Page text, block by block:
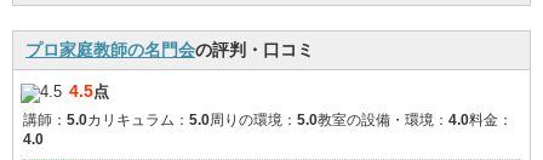
プロ家庭教師の名門会の評判・口コミ
4.5点
講師： 5.0カリキュラム： 5.0周りの環境： 5.0教室の設備・環境： 4.0料金：
4.0